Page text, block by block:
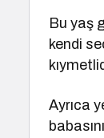
Bu yaş
kendi
Ayrıca